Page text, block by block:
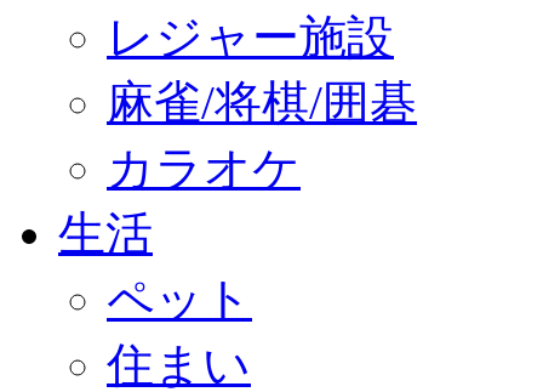
レジャー施設
麻雀/将棋/囲碁
カラオケ
生活
ペット
住まい